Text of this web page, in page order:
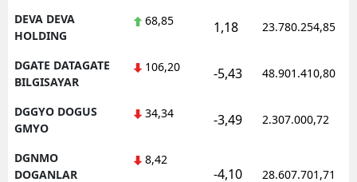
DEVA DEVA
HOLDING
68,85 1,18 23.780.254,85
DGATE DATAGATE
BILGISAYAR
106,20 -5,43 48.901.410,80
DGGYO DOGUS
GMYO
34,34 -3,49 2.307.000,72
DGNMO
DOGANLAR
8,42
-4,10 28.607.701,71